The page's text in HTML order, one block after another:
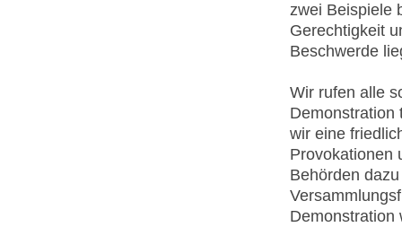
zwei Beispiele
Gerechtigkeit
Beschwerde
Wir rufen alle
Demonstration
wir eine
Provokationen
Behörden
Demonstration